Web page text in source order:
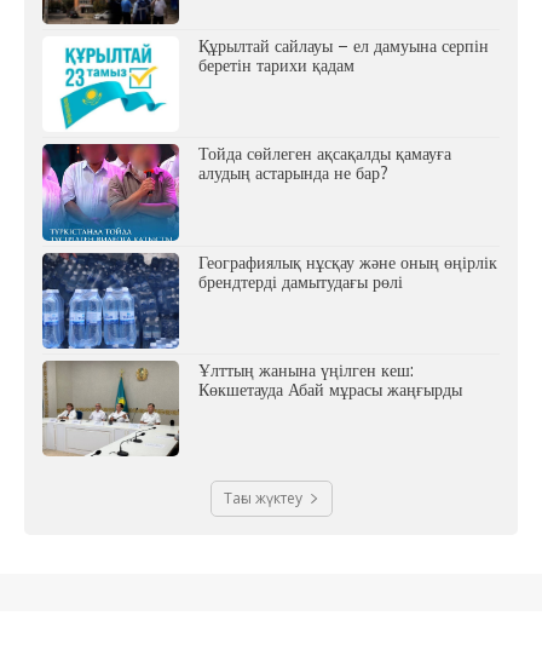
Құрылтай сайлауы – ел дамуына серпін
беретін тарихи қадам
Тойда сөйлеген ақсақалды қамауға
алудың астарында не бар?
Географиялық нұсқау және оның өңірлік
брендтерді дамытудағы рөлі
Ұлттың жанына үңілген кеш:
Көкшетауда Абай мұрасы жаңғырды
Тағы жүктеу